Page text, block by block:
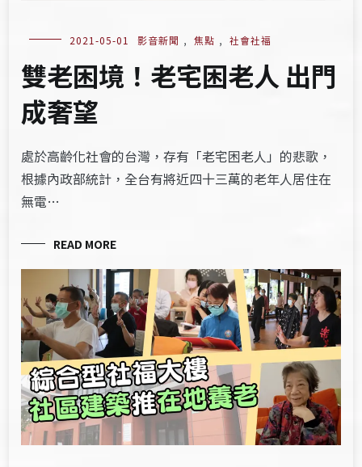
2021-05-01 影音新聞 , 焦點 , 社會社福
雙老困境！老宅困老人 出門
成奢望
處於高齡化社會的台灣，存有「老宅困老人」的悲歌，
根據內政部統計，全台有將近四十三萬的老年人居住在
無電…
READ MORE